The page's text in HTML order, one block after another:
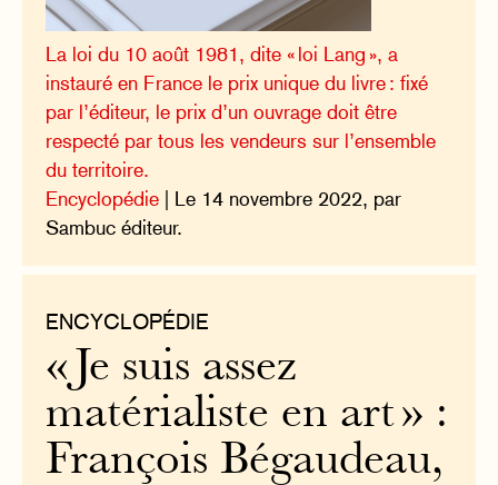
La loi du 10 août 1981, dite « loi Lang », a
instauré en France le prix unique du livre : fixé
par l’éditeur, le prix d’un ouvrage doit être
respecté par tous les vendeurs sur l’ensemble
du territoire.
Encyclopédie | Le 14 novembre 2022, par
Sambuc éditeur.
ENCYCLOPÉDIE
« Je suis assez
matérialiste en art » :
François Bégaudeau,